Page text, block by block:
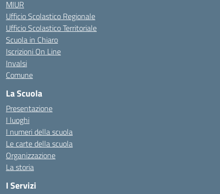
MIUR
Ufficio Scolastico Regionale
Ufficio Scolastico Territoriale
Scuola in Chiaro
Iscrizioni On Line
Invalsi
Comune
La Scuola
Presentazione
I luoghi
I numeri della scuola
Le carte della scuola
Organizzazione
La storia
I Servizi